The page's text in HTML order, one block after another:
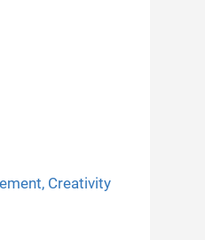
Creativity